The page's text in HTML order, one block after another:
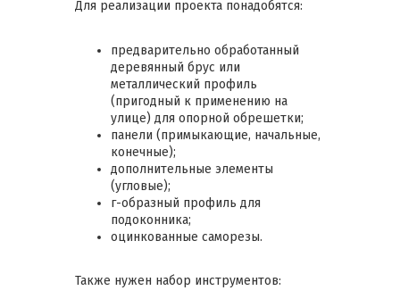
Для реализации проекта понадобятся:
предварительно обработанный
деревянный брус или
металлический профиль
(пригодный к применению на
улице) для опорной обрешетки;
панели (примыкающие, начальные,
конечные);
дополнительные элементы
(угловые);
г-образный профиль для
подоконника;
оцинкованные саморезы.
Также нужен набор инструментов: